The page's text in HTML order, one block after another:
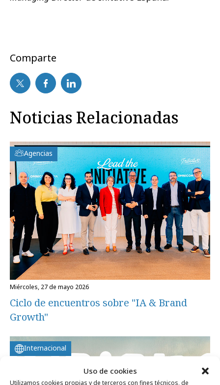
Uso de cookies
Utilizamos cookies propias y de terceros con fines técnicos, de
Comparte
Noticias Relacionadas
Agencias
miércoles, 27 de mayo 2026
Ciclo de encuentros sobre "IA & Brand
Growth"
Internacional